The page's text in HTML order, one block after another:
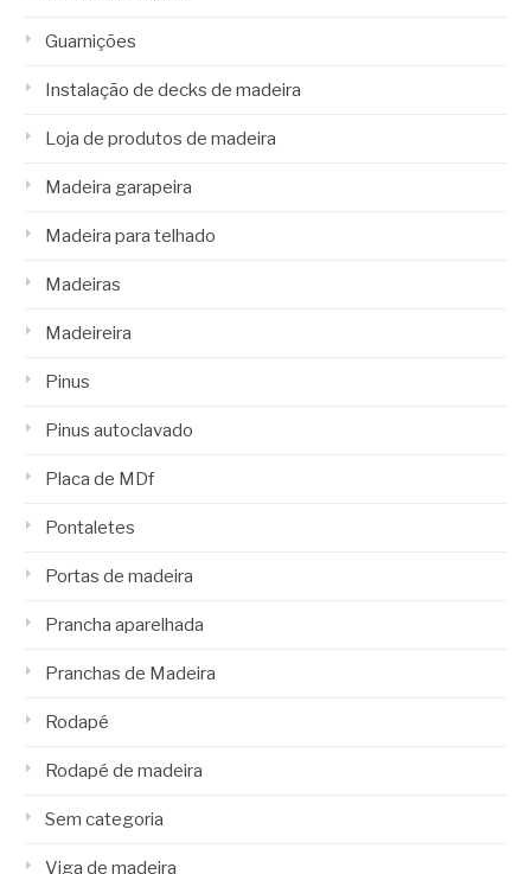
Guarnições
Instalação de decks de madeira
Loja de produtos de madeira
Madeira garapeira
Madeira para telhado
Madeiras
Madeireira
Pinus
Pinus autoclavado
Placa de MDf
Pontaletes
Portas de madeira
Prancha aparelhada
Pranchas de Madeira
Rodapé
Rodapé de madeira
Sem categoria
Viga de madeira